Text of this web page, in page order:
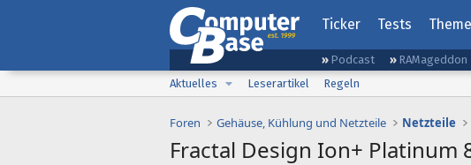
Ticker Tests
Podcast RAMageddon
Aktuelles
Leserartikel Regeln
Foren Gehäuse, Kühlung und Netzteile Netzteile
Fractal Design Ion+